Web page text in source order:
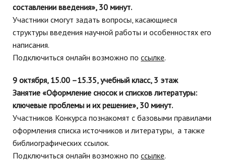
составлении введения», 30 минут.
Участники смогут задать вопросы, касающиеся
структуры введения научной работы и особенностях его
написания.
Подключиться онлайн возможно по ссылке.
9 октября, 15.00 –15.35, учебный класс, 3 этаж
Занятие «Оформление сносок и списков литературы:
ключевые проблемы и их решение», 30 минут.
Участников Конкурса познакомят с базовыми правилами
оформления списка источников и литературы, а также
библиографических ссылок.
Подключиться онлайн возможно по ссылке.